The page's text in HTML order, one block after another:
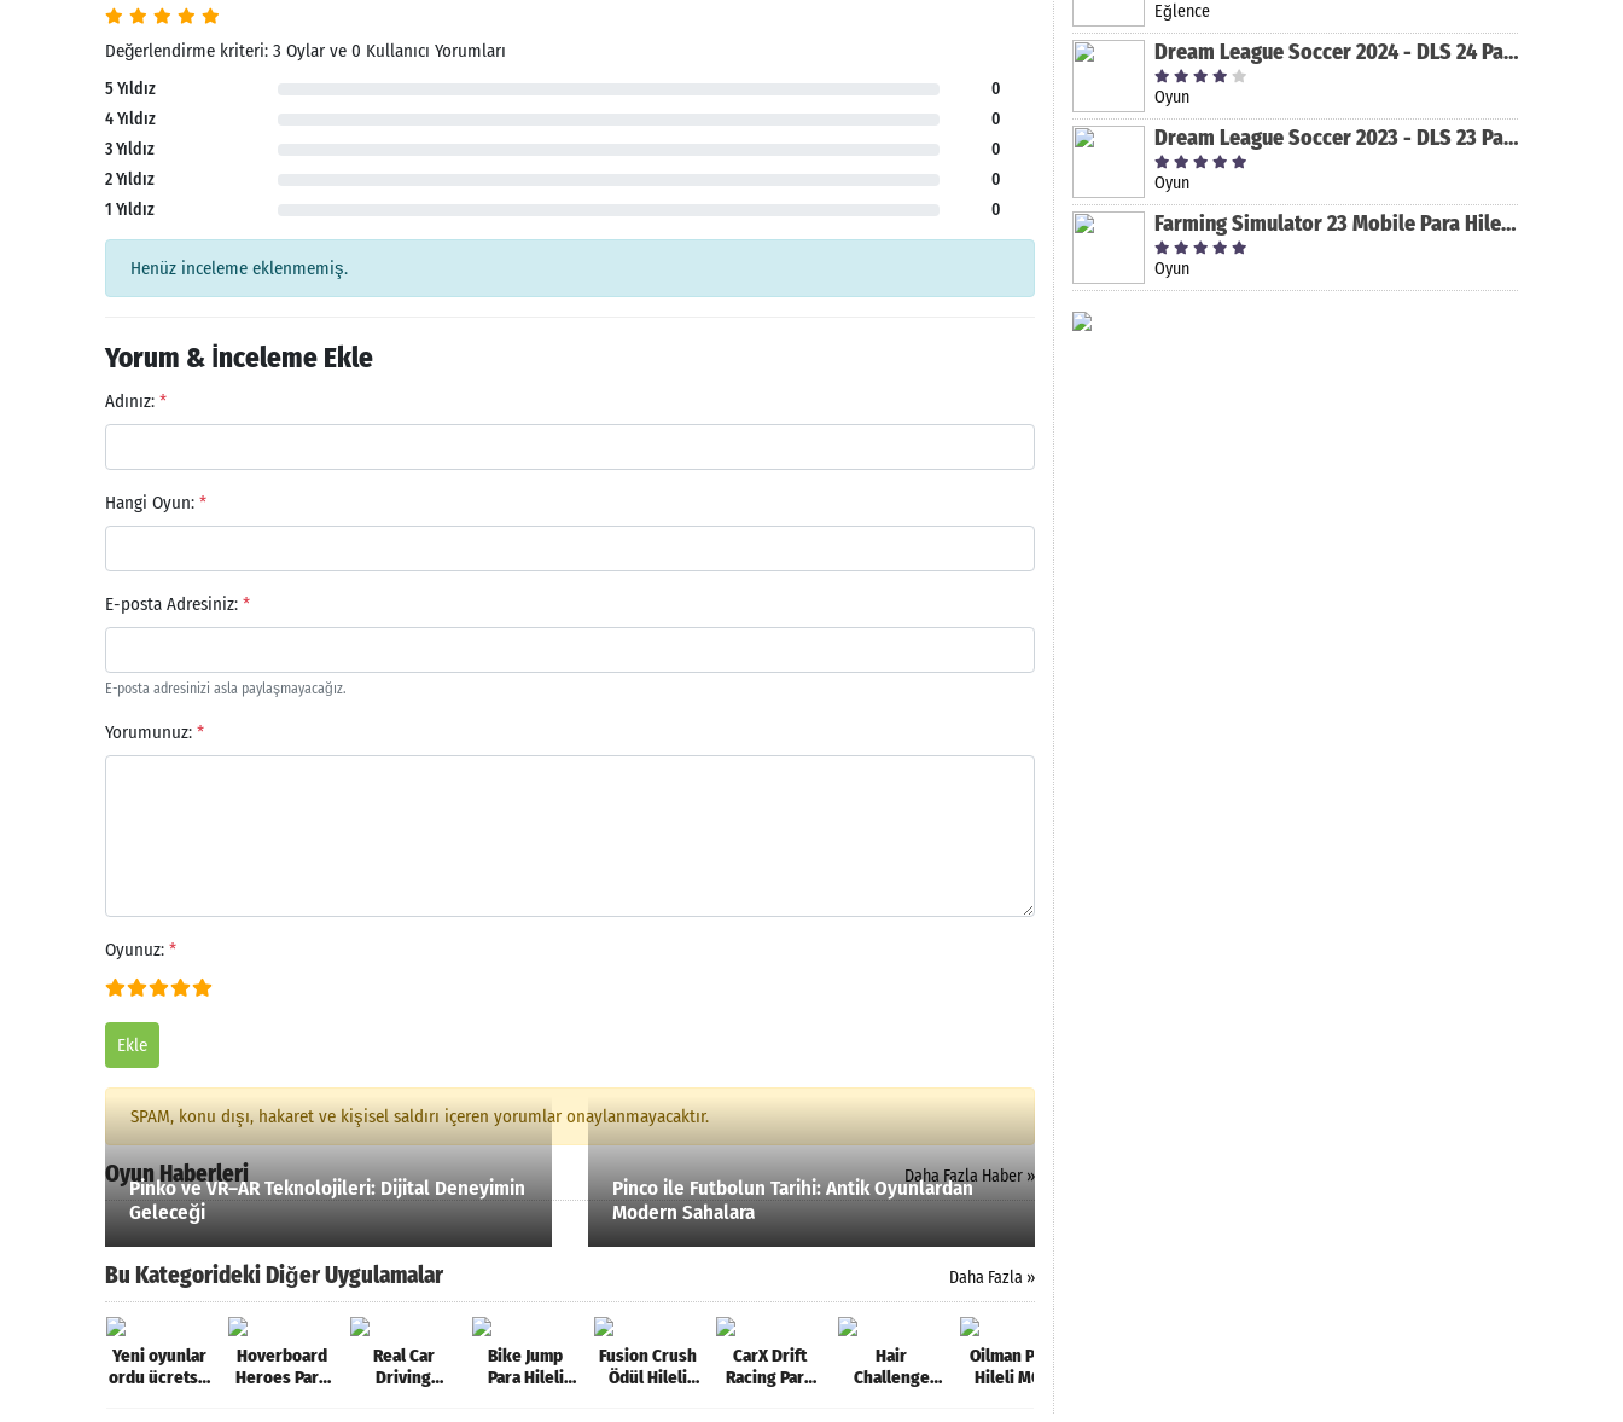
Değerlendirme kriteri: 3 Oylar ve 0 Kullanıcı Yorumları
5 Yıldız
0
4 Yıldız
0
3 Yıldız
0
2 Yıldız
0
1 Yıldız
0
Henüz inceleme eklenmemiş.
Yorum & İnceleme Ekle
Adınız: *
Hangi Oyun: *
E-posta Adresiniz: *
E-posta adresinizi asla paylaşmayacağız.
Yorumunuz: *
Oyunuz: *
Ekle
SPAM, konu dışı, hakaret ve kişisel saldırı içeren yorumlar onaylanmayacaktır.
Oyun Haberleri Daha Fazla Haber »
Pinko ve VR–AR Teknolojileri: Dijital Deneyimin
Geleceği
Pinco ile Futbolun Tarihi: Antik Oyunlardan
Modern Sahalara
Bu Kategorideki Diğer Uygulamalar Daha Fazla »
Yeni oyunlar
ordu ücretsiz
Hoverboard
Heroes Para
Real Car
Driving
Bike Jump
Para Hileli
Fusion Crush
Ödül Hileli
CarX Drift
Racing Para
Hair
Challenge
Oilman Para
Hileli MOD
APK [v1.19.23]
Eğlence
Dream League Soccer 2024 - DLS 24 Para Hileli MOD APK indir [v11.050]
Oyun
Dream League Soccer 2023 - DLS 23 Para Hileli MOD APK [v11.020]
Oyun
Farming Simulator 23 Mobile Para Hileli MOD APK indir [v0.0.0.8]
Oyun